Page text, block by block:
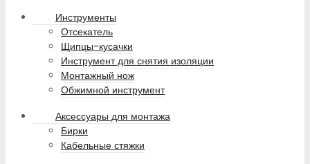
Инструменты
Отсекатель
Щипцы-кусачки
Инструмент для снятия изоляции
Монтажный нож
Обжимной инструмент
Аксессуары для монтажа
Бирки
Кабельные стяжки